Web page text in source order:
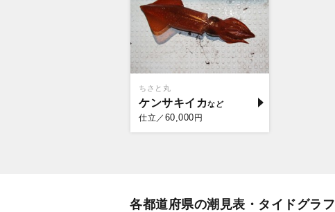
ちさと丸
ケンサキイカ
仕立／ 60,000円
各都道府県の潮見表・タイドグラフ